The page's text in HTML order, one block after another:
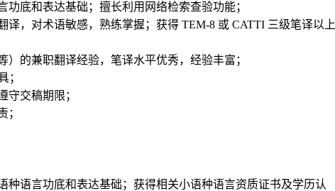
底和表达基础；擅长利用网络检索查验功能；
译，对术语敏感，熟练掌握；获得 TEM-8 或 CATTI 三级笔译以上
的兼职翻译经验，笔译水平优秀，经验丰富；
；
守交稿期限；
；
种语言功底和表达基础；获得相关小语种语言资质证书及学历认